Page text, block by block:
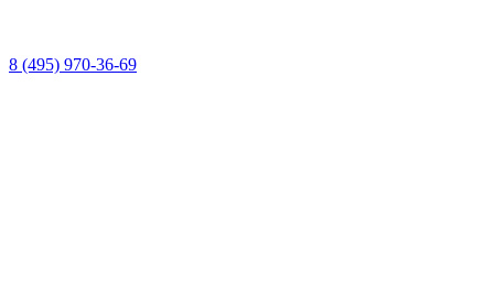
8 (495) 970-36-69